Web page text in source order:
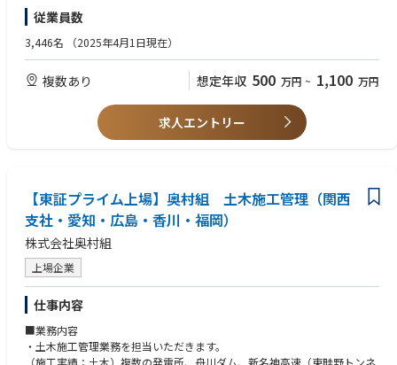
②プロジェクト全体の実行予算書作成、損益・工事資金管理
③工事進捗・出来形管理、協力会社への発注・管理調整、図面チェック、
施工図作成、測量、各種データ分析
④安全衛生、労務管理並びに記録の保管他
ダム、トンネル、道路、都市土木（シールド工法等）、上下水処理場、造
成、震災復興支援等
■働き方、その他
・フルフレックス制や在宅勤務制度など、各自が裁量を持って働ける環境
が整っている為、全社の残業時間は月平均30時間程度です。
※就業後の残業は上長承認が必要な為、各自が業務工程を立て業務を行っ
ています。
・外勤者も働きやすい環境：作業所「4週8閉所」の取り組みを推進してお
ります。
・入寮条件はありますが寮も完備されています。
・住宅融資や持株制度、退職金制度など福利厚生、各種手当も充実してい
ます。
従業員数
3,446名 （2025年4月1日現在）
複数あり 想定年収 500 万円 ~ 1,100 万円
求人エントリー
【東証プライム上場】奥村組 土木施工管理（関西
支社・愛知・広島・香川・福岡）
株式会社奥村組
上場企業
仕事内容
■業務内容
・土木施工管理業務を担当いただきます。